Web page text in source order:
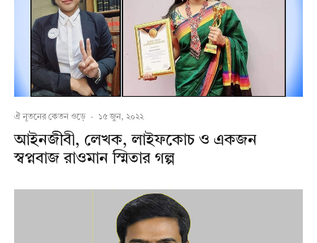
ঐ নূতনের কেতন ওড়ে · ১৫ জুন, ২০২২
আইনজীবী, লেখক, লাইফকোচ ও একজন
স্বপ্নবাজ রাওমান স্মিতার গল্প